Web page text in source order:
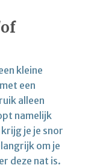
kleine
een
alleen
namelijk
je je snor
om je
deze nat is.